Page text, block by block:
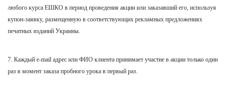
любого курса ЕШКО в период проведения акции или заказавший его, используя
купон-заявку, размещенную в соответствующих рекламных предложениях
печатных изданий Украины.
7. Каждый e-mail адрес или ФИО клиента принимает участие в акции только один
раз в момент заказа пробного урока в первый раз.